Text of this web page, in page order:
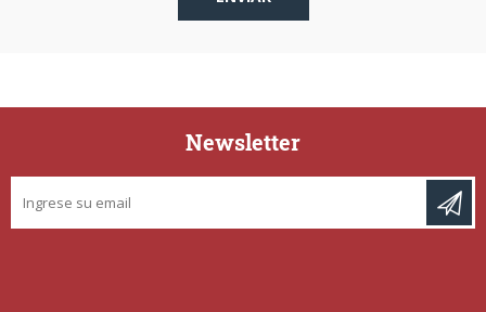
Newsletter